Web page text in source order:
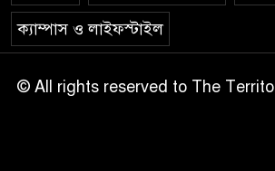
ক্যাম্পাস ও লাইফস্টাইল
© All rights reserved to The